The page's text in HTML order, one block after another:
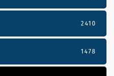
2410
1478